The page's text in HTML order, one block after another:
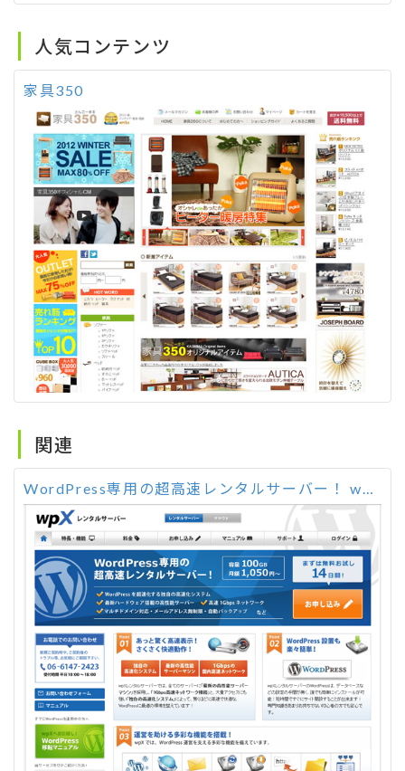
人気コンテンツ
家具350
関連
WordPress専用の超高速レンタルサーバー！ wpX